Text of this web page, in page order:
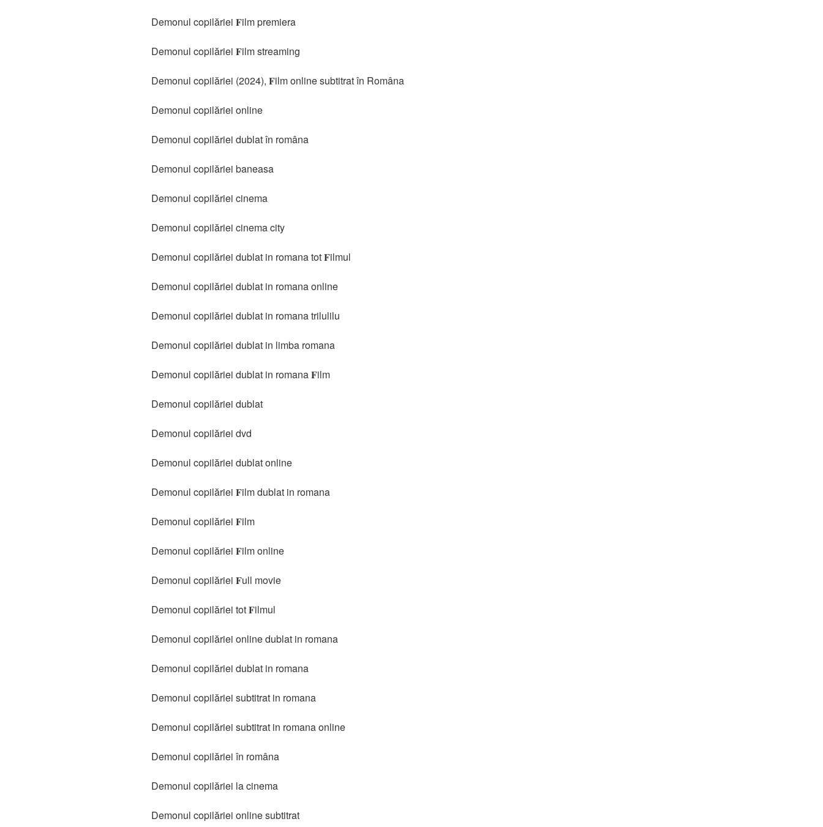
Demonul copilăriei 𝐅ilm premiera
Demonul copilăriei 𝐅ilm streaming
Demonul copilăriei (2024), 𝐅ilm online subtitrat în Româna
Demonul copilăriei online
Demonul copilăriei dublat în româna
Demonul copilăriei baneasa
Demonul copilăriei cinema
Demonul copilăriei cinema city
Demonul copilăriei dublat in romana tot 𝐅ilmul
Demonul copilăriei dublat in romana online
Demonul copilăriei dublat in romana trilulilu
Demonul copilăriei dublat in limba romana
Demonul copilăriei dublat in romana 𝐅ilm
Demonul copilăriei dublat
Demonul copilăriei dvd
Demonul copilăriei dublat online
Demonul copilăriei 𝐅ilm dublat in romana
Demonul copilăriei 𝐅ilm
Demonul copilăriei 𝐅ilm online
Demonul copilăriei 𝐅ull movie
Demonul copilăriei tot 𝐅ilmul
Demonul copilăriei online dublat in romana
Demonul copilăriei dublat in romana
Demonul copilăriei subtitrat in romana
Demonul copilăriei subtitrat in romana online
Demonul copilăriei în româna
Demonul copilăriei la cinema
Demonul copilăriei online subtitrat